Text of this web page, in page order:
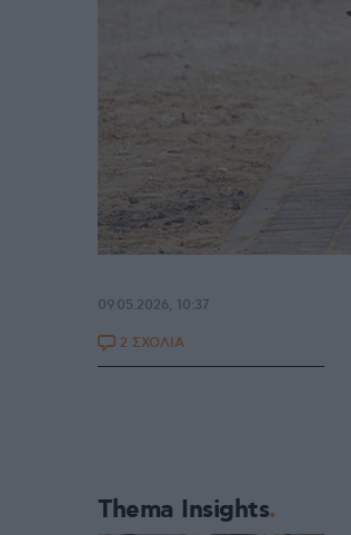
09.05.2026, 10:37
2 ΣΧΟΛΙΑ
Thema Insights